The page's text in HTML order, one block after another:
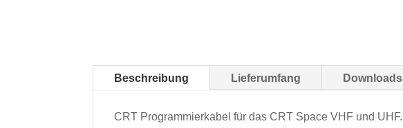
Beschreibung Lieferumfang Downloads
CRT Programmierkabel für das CRT Space VHF und UHF.